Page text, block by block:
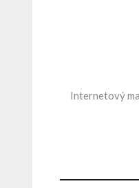
Internetový